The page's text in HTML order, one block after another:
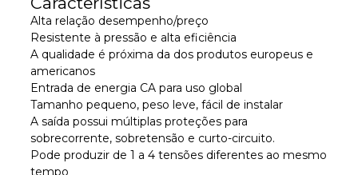
Alta relação desempenho/preço
Resistente à pressão e alta eficiência
A qualidade é próxima da dos produtos europeus e
americanos
Entrada de energia CA para uso global
Tamanho pequeno, peso leve, fácil de instalar
A saída possui múltiplas proteções para
sobrecorrente, sobretensão e curto-circuito.
Pode produzir de 1 a 4 tensões diferentes ao mesmo
tempo